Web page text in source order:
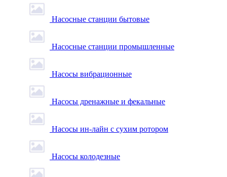
Насосные станции бытовые
Насосные станции промышленные
Насосы вибрационные
Насосы дренажные и фекальные
Насосы ин-лайн с сухим ротором
Насосы колодезные